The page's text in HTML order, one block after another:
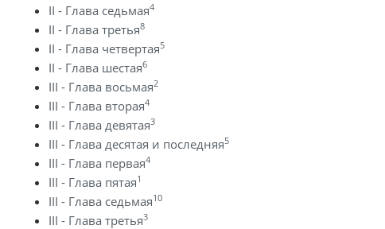
II - Глава седьмая4
II - Глава третья8
II - Глава четвертая5
II - Глава шестая6
III - Глава восьмая2
III - Глава вторая4
III - Глава девятая3
III - Глава десятая и последняя5
III - Глава первая4
III - Глава пятая1
III - Глава седьмая10
III - Глава третья3